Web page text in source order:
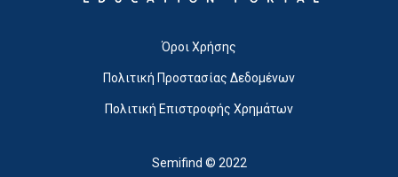
Όροι Χρήσης
Πολιτική Προστασίας Δεδομένων
Πολιτική Επιστροφής Χρημάτων
Semifind © 2022